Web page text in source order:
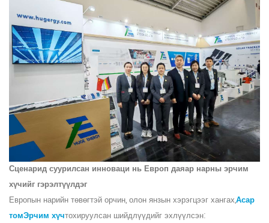
Сценарид суурилсан инноваци нь Европ даяар нарны эрчим
хүчийг гэрэлтүүлдэг
Европын нарийн төвөгтэй орчин, олон янзын хэрэгцээг хангах,Асар
томЭрчим хүчтохируулсан шийдлүүдийг эхлүүлсэн: